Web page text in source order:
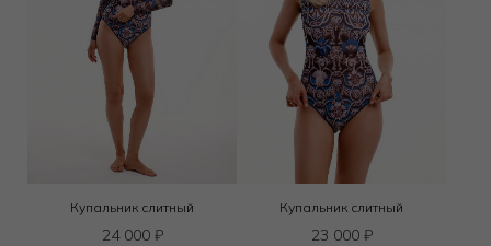
Купальник слитный
24 000 ₽
Купальник слитный
23 000 ₽